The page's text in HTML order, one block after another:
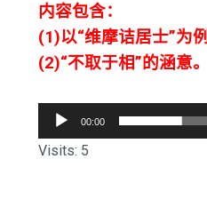
内容包含：
(1)以“维摩诘居士”为
(2)“不取于相”的涵意。
频
00:00
Visits: 5